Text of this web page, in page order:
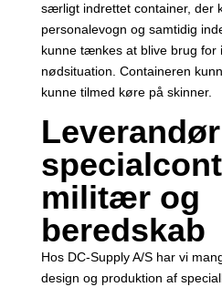
særligt indrettet container, der
personalevogn og samtidig
kunne tænkes at blive brug
nødsituation. Containeren
kunne tilmed køre på skinner.
militær og
beredskab
Hos DC-Supply A/S har vi
design og produktion af